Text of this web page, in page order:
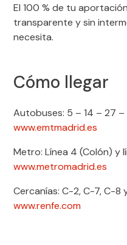
El 100 % de tu
transparente y sin
necesita.
Cómo llegar
Autobuses: 5 – 14 – 27
www.emtmadrid.es
Metro: Línea 4 (Colón) y
www.metromadrid.es
Cercanías: C-2, C-7, C-8
www.renfe.com